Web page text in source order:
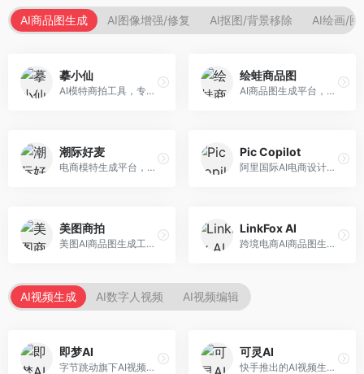
AI商品图生成 AI图像增强/修复 AI抠图/背景移除 AI绘画/图
摹小仙
AI模特商拍工具，专注于服装电商。面向服装电商卖家，提供虚拟模特试穿、商品展示图生成等服务，模特形象多样，拍摄成本低。
绘蛙商品图
AI商品图生成平台，支持模特换装和场景生成。面向电商卖家，提供商品上身效果展示、场景化商品图生成等服务，电商营销效果显著。
潮际好麦
电商模特生成平台，支持AI虚拟模特创作。面向服装和配饰电商，提供模特试穿、商品展示、营销素材生成等服务，模特形象可定制。
Pic Copilot
阿里国际AI电商设计工具，专注于跨境电商。面向跨境电商卖家，提供商品图优化、营销海报生成、多语言适配等服务，海外市场适配性强。
美图商拍
美图AI商品图生成工具，整合美图生态。面向电商卖家，提供商品图美化、模特替换、场景生成等服务，移动端操作便捷。
LinkFox AI
跨境电商AI商品图生成工具。面向跨境电商卖家，支持多语言商品图生成、模特替换、场景优化等服务，适配海外电商平台需求。
AI视频生成 AI数字人视频 AI视频编辑
即梦AI
字节跳动旗下AI视频创作平台，支持多模态内容生成。面向内容创作者和营销人员，提供文生视频、图生视频、智能剪辑等功能，中文理解能力强，创作效率高。
可灵AI
快手推出的AI视频生成平台，支持文生视频和图生视频，可生成长达2分钟的高质量视频内容。面向短视频创作者和营销人员，操作简便，生成效果逼真，适合商业推广和创意表达。